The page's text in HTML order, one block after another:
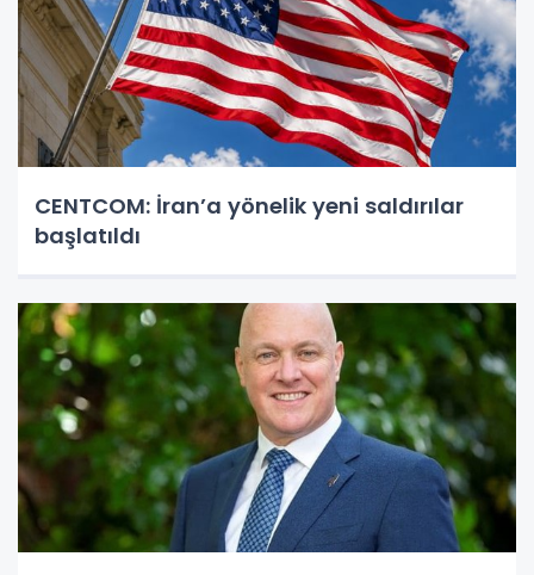
CENTCOM: İran’a yönelik yeni saldırılar
başlatıldı